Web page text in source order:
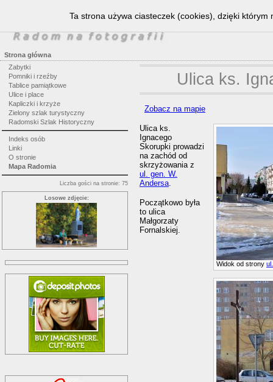
Strona główna
Zabytki
Pomniki i rzeźby
Tablice pamiątkowe
Ulice i place
Kapliczki i krzyże
Zielony szlak turystyczny
Radomski Szlak Historyczny
Indeks osób
Linki
O stronie
Mapa Radomia
Liczba gości na stronie: 75
Losowe zdjęcie:
Ulica ks.
Zobacz na mapie
Widok od strony
Ulica ks.
Ignacego
Skorupki prowadzi
na zachód od
skrzyżowania z
ul. gen. W.
Andersa.
Początkowo była
to ulica
Małgorzaty
Fornalskiej.
Ta strona używa ciasteczek (cookies), dzięki którym